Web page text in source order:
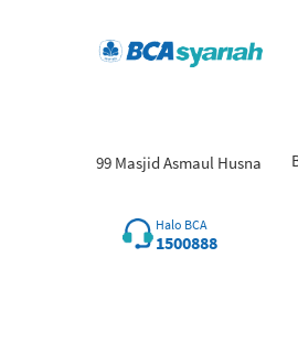
99 Masjid Asmaul Husna
Halo BCA
1500888